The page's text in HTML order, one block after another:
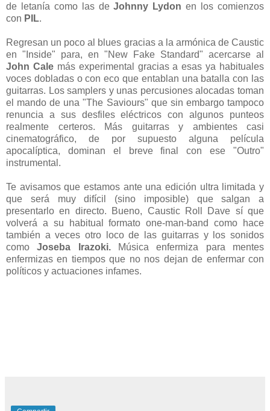
de letanía como las deJohnny Lydon en los comienzos
con PIL.
Regresan un poco al blues gracias a la armónica de Caustic
en "Inside" para, en "New Fake Standard" acercarse al
John Cale más experimental gracias a esas ya habituales
voces dobladas o con eco que entablan una batalla con las
guitarras. Los samplers y unas percusiones alocadas toman
el mando de una "The Saviours" que sin embargo tampoco
renuncia a sus desfiles eléctricos con algunos punteos
realmente certeros. Más guitarras y ambientes casi
cinematográfico, de por supuesto alguna película
apocalíptica, dominan el breve final con ese "Outro"
instrumental.
Te avisamos que estamos ante una edición ultra limitada y
que será muy difícil (sino imposible) que salgan a
presentarlo en directo. Bueno, Caustic Roll Dave sí que
volverá a su habitual formato one-man-band como hace
también a veces otro loco de las guitarras y los sonidos
como Joseba Irazoki.Música enfermiza para mentes
enfermizas en tiempos que no nos dejan de enfermar con
políticos y actuaciones infames.